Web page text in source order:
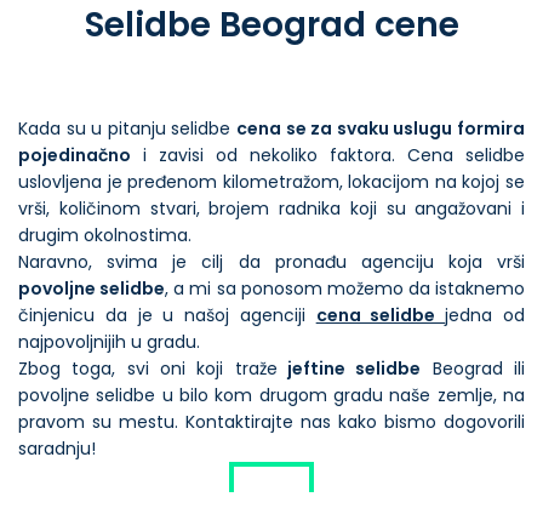
Selidbe Beograd cene
Kada su u pitanju selidbe cena se za svaku uslugu formira
pojedinačno i zavisi od nekoliko faktora. Cena selidbe
uslovljena je pređenom kilometražom, lokacijom na kojoj se
vrši, količinom stvari, brojem radnika koji su angažovani i
drugim okolnostima.
Naravno, svima je cilj da pronađu agenciju koja vrši
povoljne selidbe, a mi sa ponosom možemo da istaknemo
činjenicu da je u našoj agenciji cena selidbejedna od
najpovoljnijih u gradu.
Zbog toga, svi oni koji traže jeftine selidbe Beograd ili
povoljne selidbe u bilo kom drugom gradu naše zemlje, na
pravom su mestu. Kontaktirajte nas kako bismo dogovorili
saradnju!